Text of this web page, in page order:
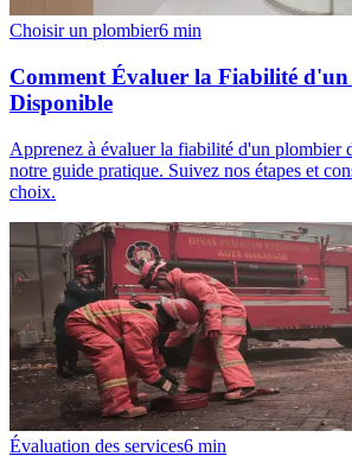
Choisir un plombier6 min
Comment Évaluer la Fiabilité
Disponible
Apprenez à évaluer la fiabilité d'un plombier
notre guide pratique. Suivez nos étapes et
choix.
Évaluation des services6 min